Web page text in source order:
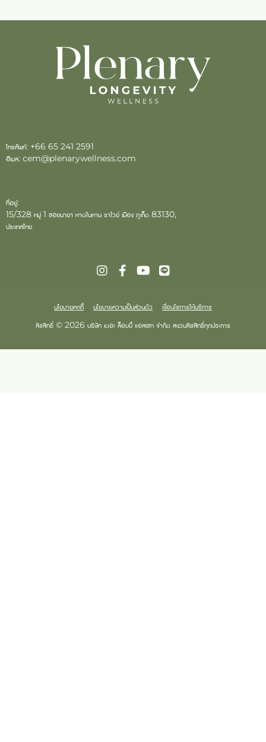
โทรศัพท์: +66 65 241 2591
อีเมล: cem@plenarywellness.com
ที่อยู่:
15/328 หมู่ 1 ซอยนายา หาดในหาน ราไวย์ เมือง ภูเก็ต 83130,
ประเทศไทย
นโยบายคุกกี้ นโยบายความเป็นส่วนตัว
เงื่อนไขการให้บริการ
ลิขสิทธิ์ © 2026 บริษัท เดอะ ล็อบบี้ แอสเซท จำกัด สงวนลิขสิทธิ์ทุกประการ